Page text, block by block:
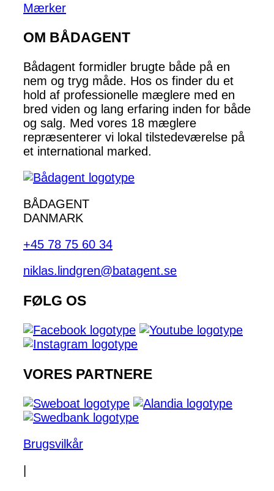
Mærker
OM BÅDAGENT
Bådagent formidler brugte både på en
nem og tryg måde. Hos os finder du et
hold af professionelle mæglere med en
bred viden og lang erfaring inden for både
og salg. Med vores 18 mæglere
repræsenterer vi lokal tilstedeværelse på
et international marked.
BÅDAGENT
DANMARK
+45 78 75 60 34
niklas.lindgren@batagent.se
FØLG OS
VORES PARTNERE
Brugsvilkår